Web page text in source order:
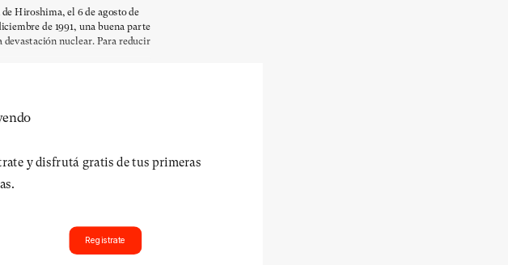
Hiroshima, el 6 de agosto de
de 1991, una buena parte
nuclear. Para reducir
y disfrutá gratis de tus primeras
Registrate